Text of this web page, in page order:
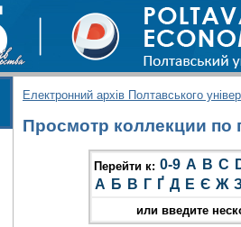
Електронний архів Полтавського
Просмотр коллекции по
Перейти к: 0-9 A B C
А Б В Г Ґ Д Е Є Ж
или введите